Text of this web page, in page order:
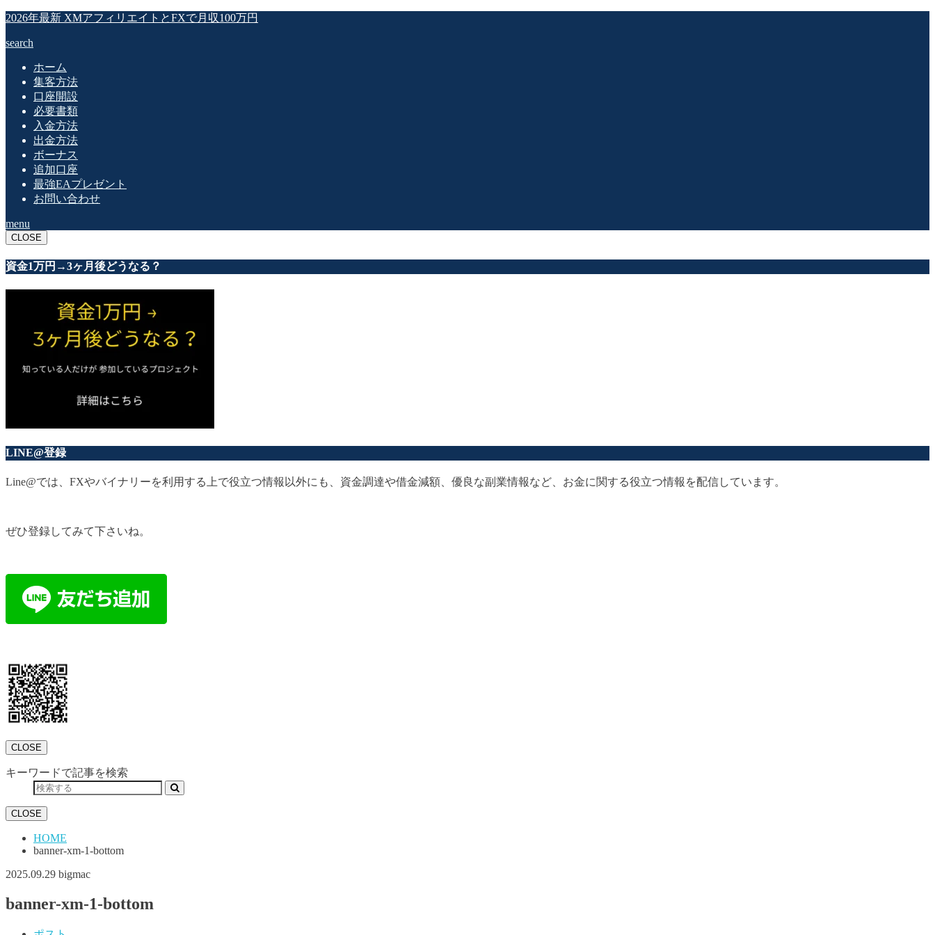
2026年最新 XMアフィリエイトとFXで月収100万円
search
ホーム
集客方法
口座開設
必要書類
入金方法
出金方法
ボーナス
追加口座
最強EAプレゼント
お問い合わせ
menu
CLOSE
資金1万円→3ヶ月後どうなる？
LINE@登録
Line@では、FXやバイナリーを利用する上で役立つ情報以外にも、資金調達や借金減額、優良な副業情報など、お金に関する役立つ情報を配信しています。
ぜひ登録してみて下さいね。
CLOSE
キーワードで記事を検索
CLOSE
HOME
banner-xm-1-bottom
2025.09.29 bigmac
banner-xm-1-bottom